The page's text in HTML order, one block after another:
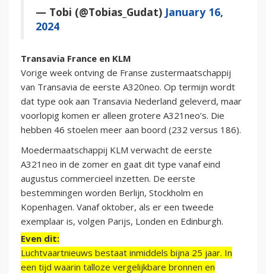
— Tobi (@Tobias_Gudat) January 16,
2024
Transavia France en KLM
Vorige week ontving de Franse zustermaatschappij
van Transavia de eerste A320neo. Op termijn wordt
dat type ook aan Transavia Nederland geleverd, maar
voorlopig komen er alleen grotere A321neo’s. Die
hebben 46 stoelen meer aan boord (232 versus 186).
Moedermaatschappij KLM verwacht de eerste
A321neo in de zomer en gaat dit type vanaf eind
augustus commercieel inzetten. De eerste
bestemmingen worden Berlijn, Stockholm en
Kopenhagen. Vanaf oktober, als er een tweede
exemplaar is, volgen Parijs, Londen en Edinburgh.
Even dit:
Luchtvaartnieuws bestaat inmiddels bijna 25 jaar. In
een tijd waarin talloze vergelijkbare bronnen en